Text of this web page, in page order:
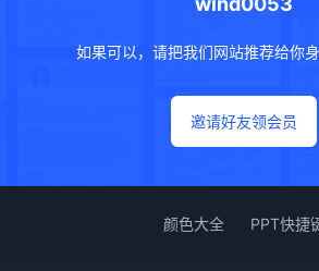
如果可以，请把我们网站推荐给你
邀请好友领会员
颜色大全 PPT快捷